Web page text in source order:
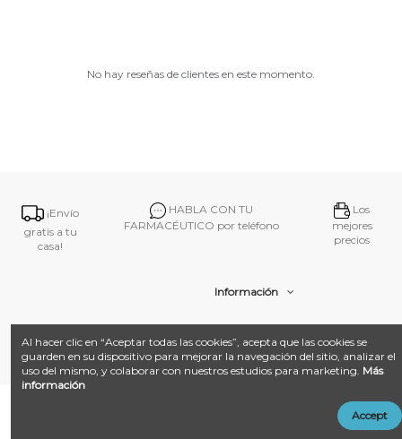
No hay reseñas de clientes en este momento.
¡Envío
gratis a tu
casa!
HABLA CON TU
FARMACÉUTICO por teléfono
Los
mejores
precios
Información
Desarrollado con ❤️ por
LandM + Datacom
Multimedia
Al hacer clic en “Aceptar todas las cookies”, acepta que las cookies se
guarden en su dispositivo para mejorar la navegación del sitio, analizar el
uso del mismo, y colaborar con nuestros estudios para marketing. Más
información
Accept